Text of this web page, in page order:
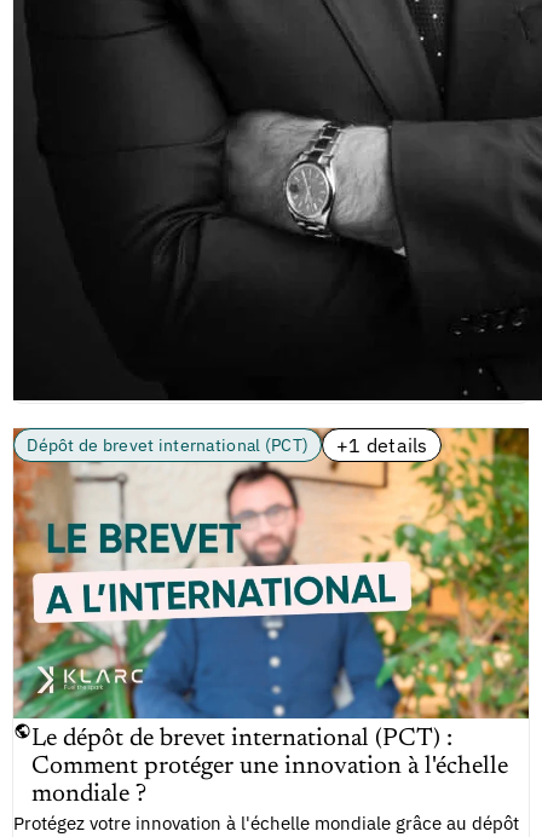
Dépôt de brevet international (PCT) +1 details
Le dépôt de brevet international (PCT) :
Comment protéger une innovation à l'échelle
mondiale ?
Protégez votre innovation à l'échelle mondiale grâce au dépôt